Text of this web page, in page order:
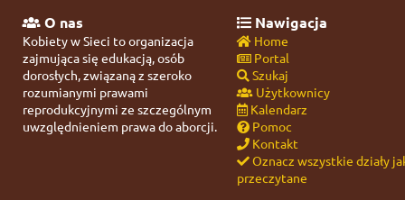
O nas
Kobiety w Sieci to organizacja
zajmująca się edukacją, osób
dorosłych, związaną z szeroko
rozumianymi prawami
reprodukcyjnymi ze szczególnym
uwzględnieniem prawa do aborcji.
Nawigacja
Home
Portal
Szukaj
Użytkownicy
Kalendarz
Pomoc
Kontakt
Oznacz wszystkie działy
przeczytane